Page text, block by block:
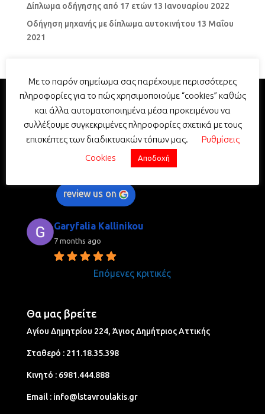
Δίπλωμα οδήγησης από 17 ετών 13 Ιανουαρίου 2022
Οδήγηση μηχανής με δίπλωμα αυτοκινήτου 13 Μαΐου
2021
Σχολή Οδηγών Σταυρουλάκης -
Driving School Stavroulakis
5.0
Με βάση 352 κριτικές
review us on
Garyfalia Kallinikou
7 months ago
Επόμενες κριτικές
Θα μας βρείτε
Αγίου Δημητρίου 224, Άγιος Δημήτριος Aττικής
Σταθερό : 211.18.35.398
Κινητό : 6981.444.888
Email : info@lstavroulakis.gr
Με το παρόν σημείωμα σας παρέχουμε περισσότερες
πληροφορίες για το πώς χρησιμοποιούμε “cookies” καθώς
και άλλα αυτοματοποιημένα μέσα προκειμένου να
συλλέξουμε συγκεκριμένες πληροφορίες σχετικά με τους
επισκέπτες των διαδικτυακών τόπων μας.
Ρυθμίσεις
Cookies
Αποδοχή